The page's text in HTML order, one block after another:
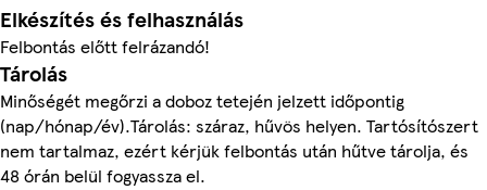
Elkészítés és felhasználás
Felbontás előtt felrázandó!
Tárolás
Minőségét megőrzi a doboz tetején jelzett időpontig
(nap/hónap/év).Tárolás: száraz, hűvös helyen. Tartósítószert
nem tartalmaz, ezért kérjük felbontás után hűtve tárolja, és
48 órán belül fogyassza el.